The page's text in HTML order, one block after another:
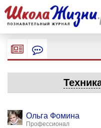
Ольга Фомина
Профессионал